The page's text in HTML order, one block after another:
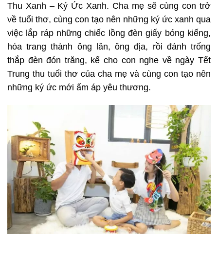
Thu Xanh – Ký Ức Xanh. Cha mẹ sẽ cùng con trở
về tuổi thơ, cùng con tạo nên những ký ức xanh qua
việc lắp ráp những chiếc lồng đèn giấy bóng kiếng,
hóa trang thành ông lân, ông địa, rồi đánh trống
thắp đèn đón trăng, kể cho con nghe về ngày Tết
Trung thu tuổi thơ của cha mẹ và cùng con tạo nên
những ký ức mới ấm áp yêu thương.